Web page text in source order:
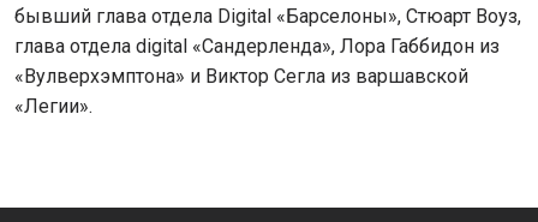
бывший глава отдела Digital «Барселоны», Стюарт Воуз,
глава отдела digital «Сандерленда», Лора Габбидон из
«Вулверхэмптона» и Виктор Сегла из варшавской
«Легии».